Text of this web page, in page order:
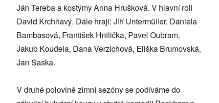
Ján Tereba a kostýmy Anna Hrušková. V hlavní roli
David Krchňavý. Dále hrají: Jiří Untermüller, Daniela
Bambasová, František Hnilička, Pavel Oubram,
Jakub Koudela, Dana Verzichová, Eliška Brumovská,
Jan Saska.
V druhé polovině zimní sezóny se podíváme do